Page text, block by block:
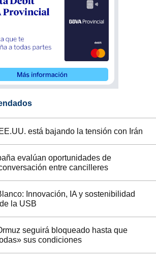
está bajando la tensión con Irán
evalúan oportunidades de
entre cancilleres
Innovación, IA y sostenibilidad
la USB
seguirá bloqueado hasta que
sus condiciones